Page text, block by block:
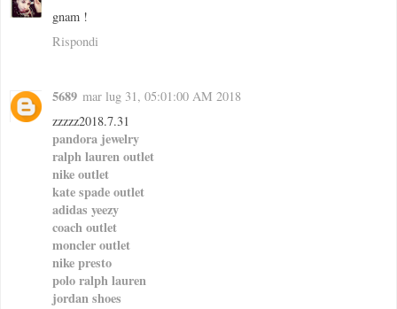
gnam !
Rispondi
5689 mar lug 31, 05:01:00 AM 2018
zzzzz2018.7.31
pandora jewelry
ralph lauren outlet
nike outlet
kate spade outlet
adidas yeezy
coach outlet
moncler outlet
nike presto
polo ralph lauren
jordan shoes